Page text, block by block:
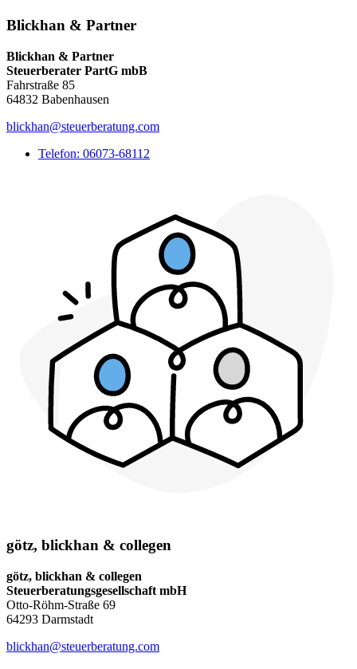
Blickhan & Partner
Blickhan & Partner
Steuerberater PartG mbB
Fahrstraße 85
64832 Babenhausen
blickhan@steuerberatung.com
Telefon: 06073-68112
götz, blickhan & collegen
götz, blickhan & collegen
Steuerberatungsgesellschaft mbH
Otto-Röhm-Straße 69
64293 Darmstadt
blickhan@steuerberatung.com